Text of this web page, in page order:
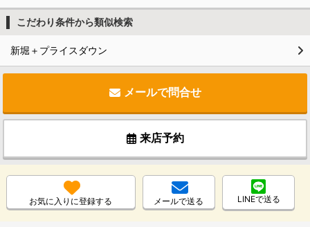
こだわり条件から類似検索
新堀＋プライスダウン
メールで問合せ
来店予約
お気に入りに登録する メールで送る LINEで送る